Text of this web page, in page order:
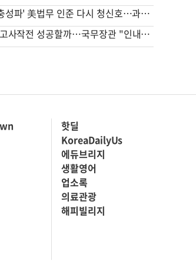
'트럼프 충성파' 美법무 인준 다시 청신호…과반 찬성표 확보(종합)
美, 쿠바 고사작전 성공할까…국무장관 "인내와 끈기로 옥죌 것"
핫딜
KoreaDailyUs
에듀브리지
생활영어
업소록
의료관광
해피빌리지